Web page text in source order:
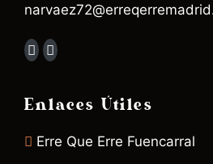
Enlaces Útiles
Erre Que Erre Fuencarral